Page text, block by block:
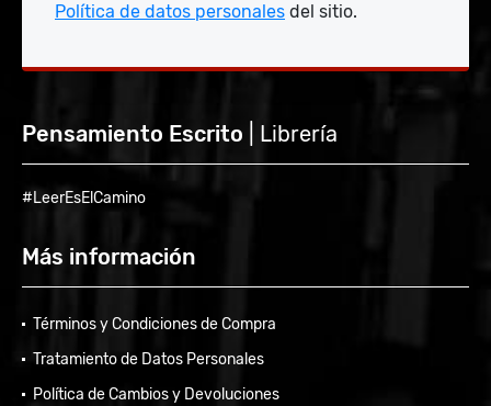
Política de datos personales del sitio.
Pensamiento Escrito | Librería
#LeerEsElCamino
Más información
Términos y Condiciones de Compra
Tratamiento de Datos Personales
Política de Cambios y Devoluciones